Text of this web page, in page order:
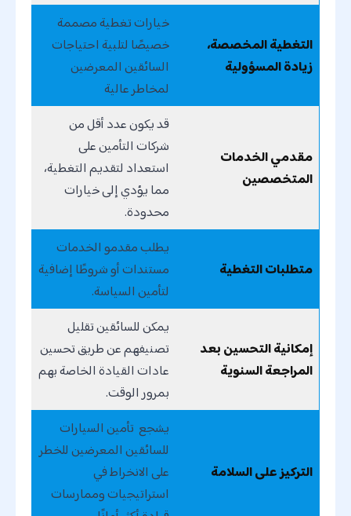
التغطية المخصصة،
زيادة المسؤولية
خيارات تغطية مصممة
خصيصًا لتلبية احتياجات
السائقين المعرضين
لمخاطر عالية
مقدمي الخدمات
المتخصصين
قد يكون عدد أقل من
شركات التأمين على
استعداد لتقديم التغطية،
مما يؤدي إلى خيارات
محدودة.
متطلبات التغطية
يطلب مقدمو الخدمات
مستندات أو شروطًا إضافية
لتأمين السياسة.
إمكانية التحسين بعد
المراجعة السنوية
يمكن للسائقين تقليل
تصنيفهم عن طريق تحسين
عادات القيادة الخاصة بهم
بمرور الوقت.
التركيز على السلامة
يشجع تأمين السيارات
للسائقين المعرضين للخطر
على الانخراط في
استراتيجيات وممارسات